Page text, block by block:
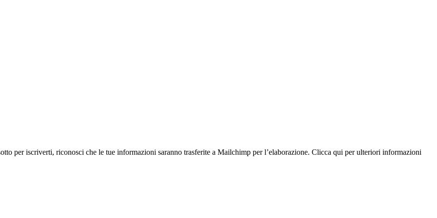
per iscriverti, riconosci che le tue informazioni saranno trasferite a Mailchimp per l’elaborazione. Clicca qui per ulteriori informazioni